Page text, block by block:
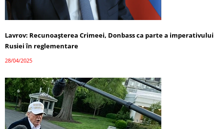
Lavrov: Recunoașterea Crimeei, Donbass ca parte a imperativului
Rusiei în reglementare
28/04/2025